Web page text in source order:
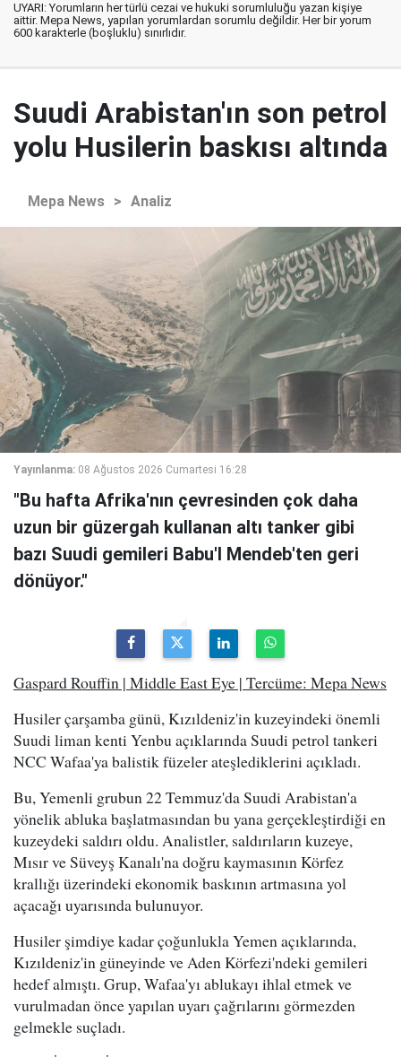
UYARI: Yorumların her türlü cezai ve hukuki sorumluluğu yazan kişiye
aittir. Mepa News, yapılan yorumlardan sorumlu değildir. Her bir yorum
600 karakterle (boşluklu) sınırlıdır.
Suudi Arabistan'ın son petrol
yolu Husilerin baskısı altında
Mepa News > Analiz
Yayınlanma: 08 Ağustos 2026 Cumartesi 16:28
"Bu hafta Afrika'nın çevresinden çok daha
uzun bir güzergah kullanan altı tanker gibi
bazı Suudi gemileri Babu'l Mendeb'ten geri
dönüyor."
Gaspard Rouffin | Middle East Eye | Tercüme: Mepa News
Husiler çarşamba günü, Kızıldeniz'in kuzeyindeki önemli
Suudi liman kenti Yenbu açıklarında Suudi petrol tankeri
NCC Wafaa'ya balistik füzeler ateşlediklerini açıkladı.
Bu, Yemenli grubun 22 Temmuz'da Suudi Arabistan'a
yönelik abluka başlatmasından bu yana gerçekleştirdiği en
kuzeydeki saldırı oldu. Analistler, saldırıların kuzeye,
Mısır ve Süveyş Kanalı'na doğru kaymasının Körfez
krallığı üzerindeki ekonomik baskının artmasına yol
açacağı uyarısında bulunuyor.
Husiler şimdiye kadar çoğunlukla Yemen açıklarında,
Kızıldeniz'in güneyinde ve Aden Körfezi'ndeki gemileri
hedef almıştı. Grup, Wafaa'yı ablukayı ihlal etmek ve
vurulmadan önce yapılan uyarı çağrılarını görmezden
gelmekle suçladı.